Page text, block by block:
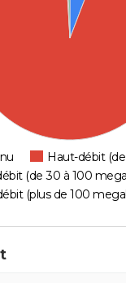
Haut-débit
(de 30 à 100
(plus de 100